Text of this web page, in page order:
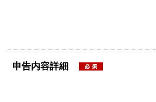
申告内容詳細